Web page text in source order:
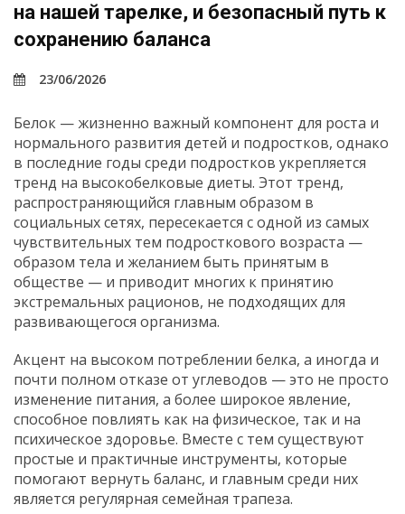
на нашей тарелке, и безопасный путь к
сохранению баланса
23/06/2026
Белок — жизненно важный компонент для роста и
нормального развития детей и подростков, однако
в последние годы среди подростков укрепляется
тренд на высокобелковые диеты. Этот тренд,
распространяющийся главным образом в
социальных сетях, пересекается с одной из самых
чувствительных тем подросткового возраста —
образом тела и желанием быть принятым в
обществе — и приводит многих к принятию
экстремальных рационов, не подходящих для
развивающегося организма.
Акцент на высоком потреблении белка, а иногда и
почти полном отказе от углеводов — это не просто
изменение питания, а более широкое явление,
способное повлиять как на физическое, так и на
психическое здоровье. Вместе с тем существуют
простые и практичные инструменты, которые
помогают вернуть баланс, и главным среди них
является регулярная семейная трапеза.